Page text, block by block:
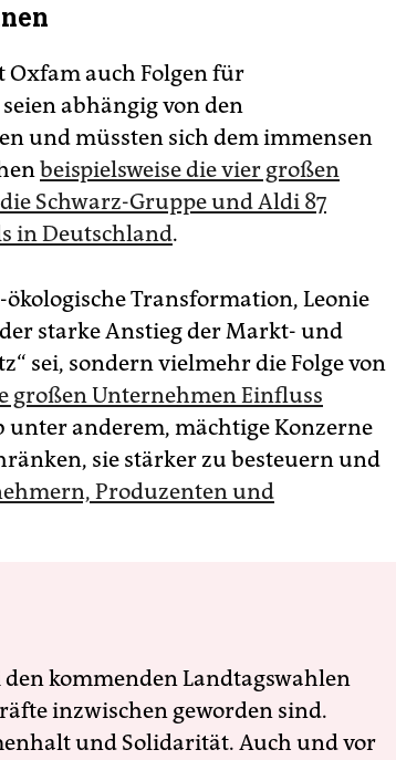
Oxfam auch Folgen für
abhängig von den
und müssten sich dem immensen
beispielsweise die vier großen
Schwarz-Gruppe und Aldi 87
in Deutschland.
Transformation, Leonie
starke Anstieg der Markt- und
sei, sondern vielmehr die Folge von
großen Unternehmen Einfluss
unter anderem, mächtige Konzerne
sie stärker zu besteuern und
Produzenten und
kommenden Landtagswahlen
inzwischen geworden sind.
und Solidarität. Auch und vor